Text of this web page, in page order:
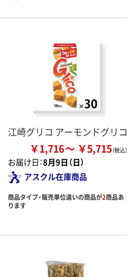
江崎グリコ アーモンドグリコ
￥1,716 ￥5,715
お届け日：8月9日（日）
アスクル在庫商品
商品タイプ・販売単位違いの商品が2商品あ
ります